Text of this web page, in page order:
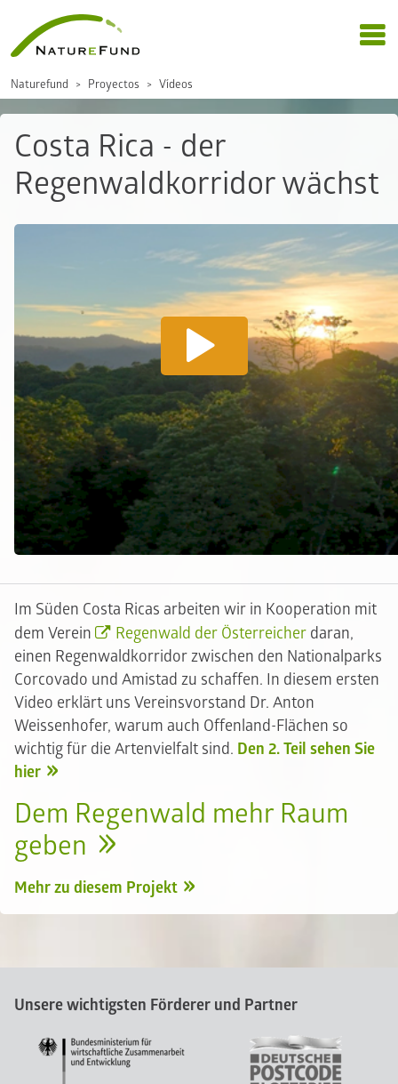
Naturefund Proyectos Vídeos
Costa Rica - der
Regenwaldkorridor wächst
Im Süden Costa Ricas arbeiten wir in Kooperation mit
dem Verein
Regenwald der Österreicher daran,
einen Regenwaldkorridor zwischen den Nationalparks
Corcovado und Amistad zu schaffen. In diesem ersten
Video erklärt uns Vereinsvorstand Dr. Anton
Weissenhofer, warum auch Offenland-Flächen so
wichtig für die Artenvielfalt sind. Den 2. Teil sehen Sie
hier
Dem Regenwald mehr Raum
geben
Mehr zu diesem Projekt
Unsere wichtigsten Förderer und Partner